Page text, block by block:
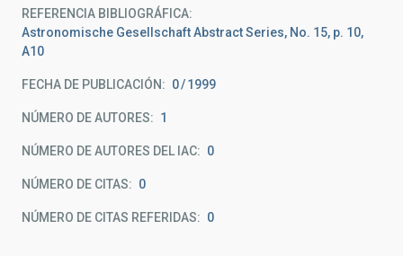
REFERENCIA BIBLIOGRÁFICA
Astronomische Gesellschaft Abstract Series, No. 15, p. 10,
A10
FECHA DE PUBLICACIÓN: 0 1999
NÚMERO DE AUTORES 1
NÚMERO DE AUTORES DEL IAC 0
NÚMERO DE CITAS 0
NÚMERO DE CITAS REFERIDAS 0